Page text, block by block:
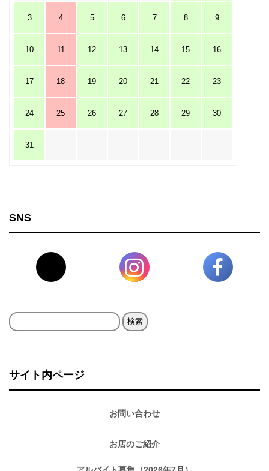
3 4 5 6 7 8 9
10 11 12 13 14 15 16
17 18 19 20 21 22 23
24 25 26 27 28 29 30
31
SNS
検
サイト内ページ
お問い合わせ
お店のご紹介